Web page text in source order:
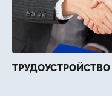
ТРУДОУСТРОЙСТВО